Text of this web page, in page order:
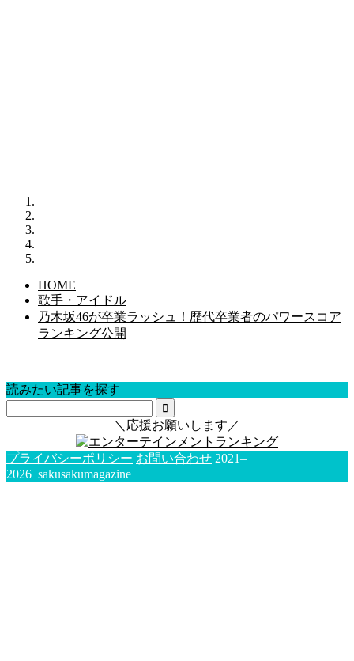
HOME
歌手・アイドル
乃木坂46が卒業ラッシュ！歴代卒業者のパワースコア
ランキング公開
読みたい記事を探す
＼応援お願いします／
プライバシーポリシー お問い合わせ 2021–
2026 sakusakumagazine